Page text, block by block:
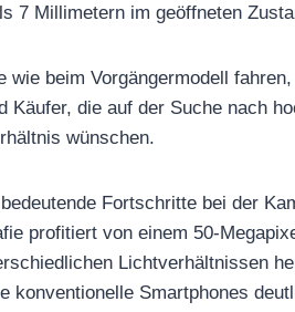
7 Millimetern im geöffneten
beim Vorgängermodell
Käufer, die auf der Suche nach
wünschen.
Fortschritte bei der
profitiert von einem 50-
Lichtverhältnissen
konventionelle Smartphones